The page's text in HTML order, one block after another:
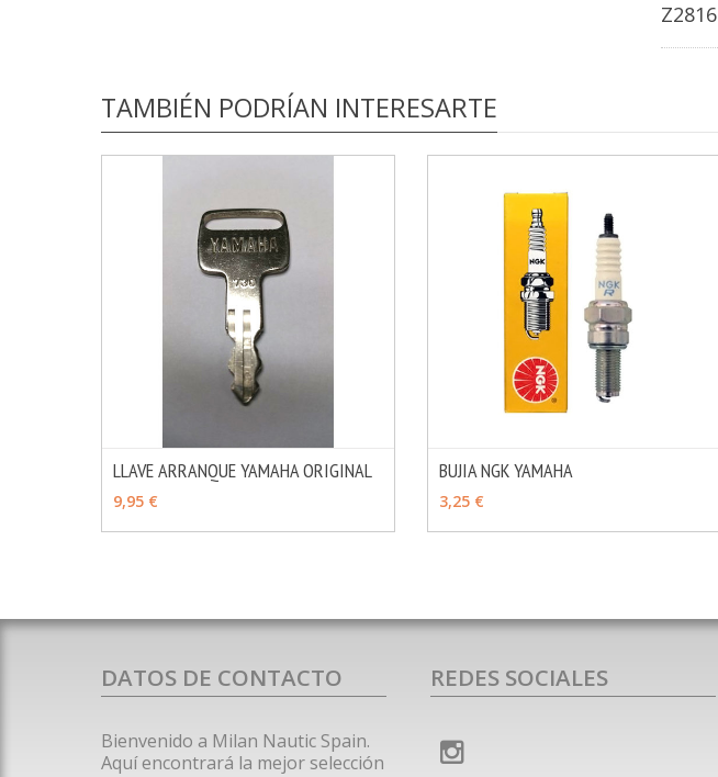
Z2816
TAMBIÉN PODRÍAN INTERESARTE
LLAVE ARRANQUE YAMAHA ORIGINAL
9,95 €
BUJIA NGK YAMAHA
3,25 €
DATOS DE CONTACTO
Bienvenido a Milan Nautic Spain.
Aquí encontrará la mejor selección
REDES SOCIALES